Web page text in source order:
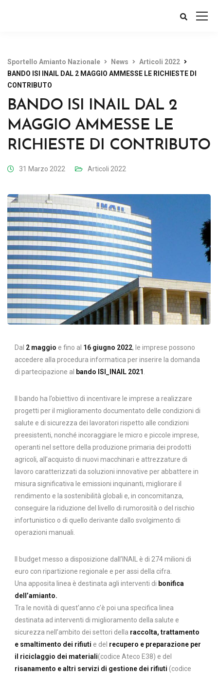
Sportello Amianto Nazionale News
Articoli 2022
BANDO ISI INAIL DAL 2 MAGGIO AMMESSE LE RICHIESTE DI
CONTRIBUTO
BANDO ISI INAIL DAL 2
MAGGIO AMMESSE LE
RICHIESTE DI CONTRIBUTO
31 Marzo 2022 Articoli 2022
Dal 2 maggio e fino al 16 giugno 2022, le imprese possono
accedere alla procedura informatica per inserire la domanda
di partecipazione al
bando ISI_INAIL 2021
Il bando ha l’obiettivo di incentivare le imprese a realizzare
progetti per il miglioramento documentato delle condizioni di
salute e di sicurezza dei lavoratori rispetto alle condizioni
preesistenti, nonché incoraggiare le micro e piccole imprese,
operanti nel settore della produzione primaria dei prodotti
agricoli, all’acquisto di nuovi macchinari e attrezzature di
lavoro caratterizzati da soluzioni innovative per abbattere in
misura significativa le emissioni inquinanti, migliorare il
rendimento e la sostenibilità globali e, in concomitanza,
conseguire la riduzione del livello di rumorosità o del rischio
infortunistico o di quello derivante dallo svolgimento di
operazioni manuali.
Il budget messo a disposizione dall’INAIL è di 274 milioni di
euro con ripartizione regionale e per assi della cifra.
Una apposita linea è destinata agli interventi di bonifica
dell’amianto.
Tra le novità di quest’anno c’è poi una specifica linea
destinata ad interventi di miglioramento della salute e
sicurezza nell’ambito dei settori della raccolta, trattamento
e smaltimento dei rifiuti e del recupero e preparazione per
il riciclaggio dei materiali(codice Ateco E38) e del
risanamento e altri servizi di gestione dei rifiuti (codice